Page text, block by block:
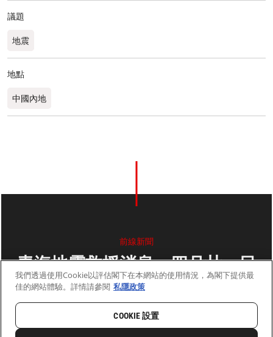
議題
地震
地點
中國內地
前線新聞
青海地震救援消息：四月廿一日
2010年4月21日
首頁最新動向前線新聞與故事
我們透過使用Cookie以評估閣下在本網站的使用情況，為閣下提供最
佳的網站體驗。詳情請參閱 私隱政策
COOKIE 設置